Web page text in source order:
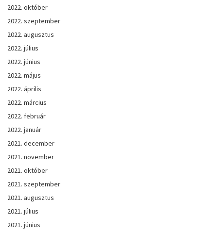
2022. október
2022. szeptember
2022. augusztus
2022. július
2022. június
2022. május
2022. április
2022. március
2022. február
2022. január
2021. december
2021. november
2021. október
2021. szeptember
2021. augusztus
2021. július
2021. június